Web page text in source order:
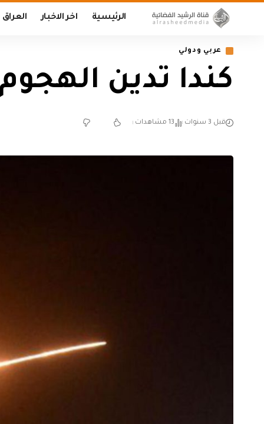
الرئيسية اخر الاخبار العراق
عربي ودولي
كندا تدين الهجوم
قبل 3 سنوات 13 مشاهدات